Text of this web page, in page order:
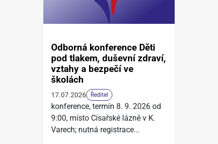
Odborná konference Děti
pod tlakem, duševní zdraví,
vztahy a bezpečí ve
školách
17.07.2026 Ředitel
konference, termín 8. 9. 2026 od
9:00, místo Císařské lázně v K.
Varech; nutná registrace...